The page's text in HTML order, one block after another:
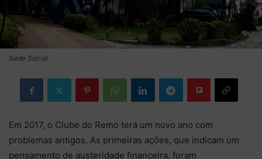
Sede Social
Em 2017, o Clube do Remo terá um novo ano com
problemas antigos. As primeiras ações, que indicam um
pensamento de austeridade financeira, foram